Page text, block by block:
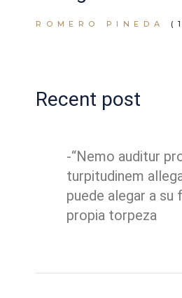
ROMERO PINEDA
Recent post
-“Nemo auditur
turpitudinem
puede alegar a su
propia torpeza